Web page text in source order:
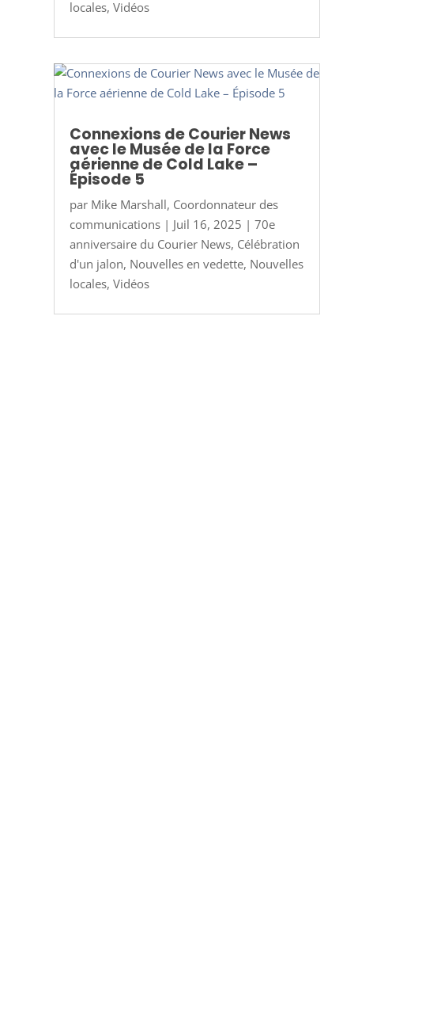
locales, Vidéos
Connexions de Courier News
avec le Musée de la Force
aérienne de Cold Lake –
Épisode 5
par Mike Marshall, Coordonnateur des
communications| Juil 16, 2025 | 70e
anniversaire du Courier News, Célébration
d'un jalon, Nouvelles en vedette, Nouvelles
locales, Vidéos